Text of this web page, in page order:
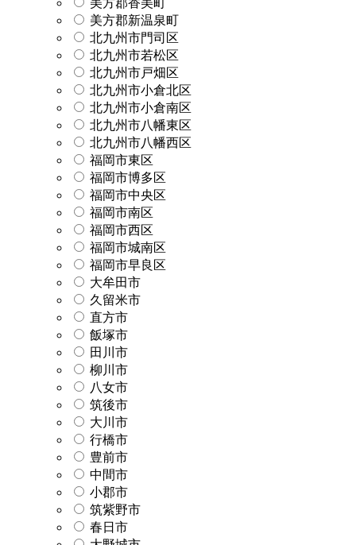
美方郡新温泉町
北九州市門司区
北九州市若松区
北九州市戸畑区
北九州市小倉北区
北九州市小倉南区
北九州市八幡東区
北九州市八幡西区
福岡市東区
福岡市博多区
福岡市中央区
福岡市南区
福岡市西区
福岡市城南区
福岡市早良区
大牟田市
久留米市
直方市
飯塚市
田川市
柳川市
八女市
筑後市
大川市
行橋市
豊前市
中間市
小郡市
筑紫野市
春日市